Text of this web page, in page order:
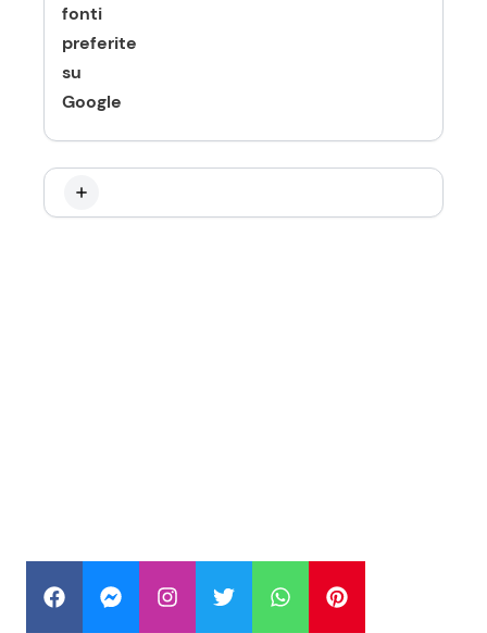
fonti
preferite
su
Google